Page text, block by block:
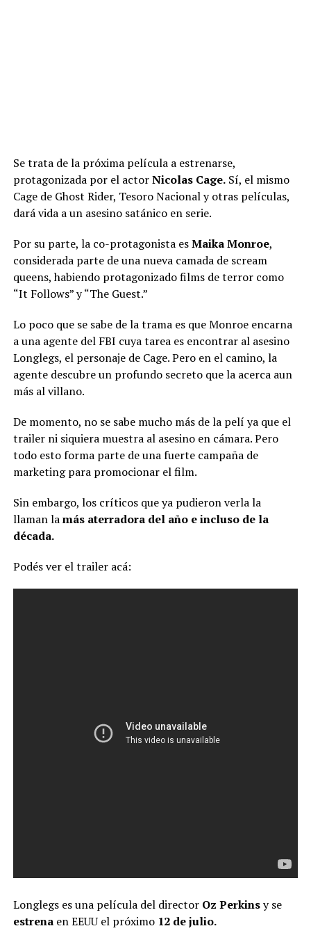
Se trata de la próxima película a estrenarse,
protagonizada por el actorNicolas Cage.Sí, el mismo
Cage de Ghost Rider, Tesoro Nacional y otras películas,
dará vida a un asesino satánico en serie.
Por su parte, la co-protagonista esMaika Monroe,
considerada parte de una nueva camada de scream
queens, habiendo protagonizado films de terror como
“It Follows” y “The Guest.”
Lo poco que se sabe de la trama es que Monroe encarna
a una agente del FBI cuya tarea es encontrar al asesino
Longlegs, el personaje de Cage. Pero en el camino, la
agente descubre un profundo secreto que la acerca aun
más al villano.
De momento, no se sabe mucho más de la pelí ya que el
trailer ni siquiera muestra al asesino en cámara. Pero
todo esto forma parte de una fuerte campaña de
marketing para promocionar el film.
Sin embargo, los críticos que ya pudieron verla la
llaman lamás aterradora del año e incluso de la
década.
Podés ver el trailer acá:
Longlegs es una película del director Oz Perkinsy se
estrenaen EEUU el próximo12 de julio.